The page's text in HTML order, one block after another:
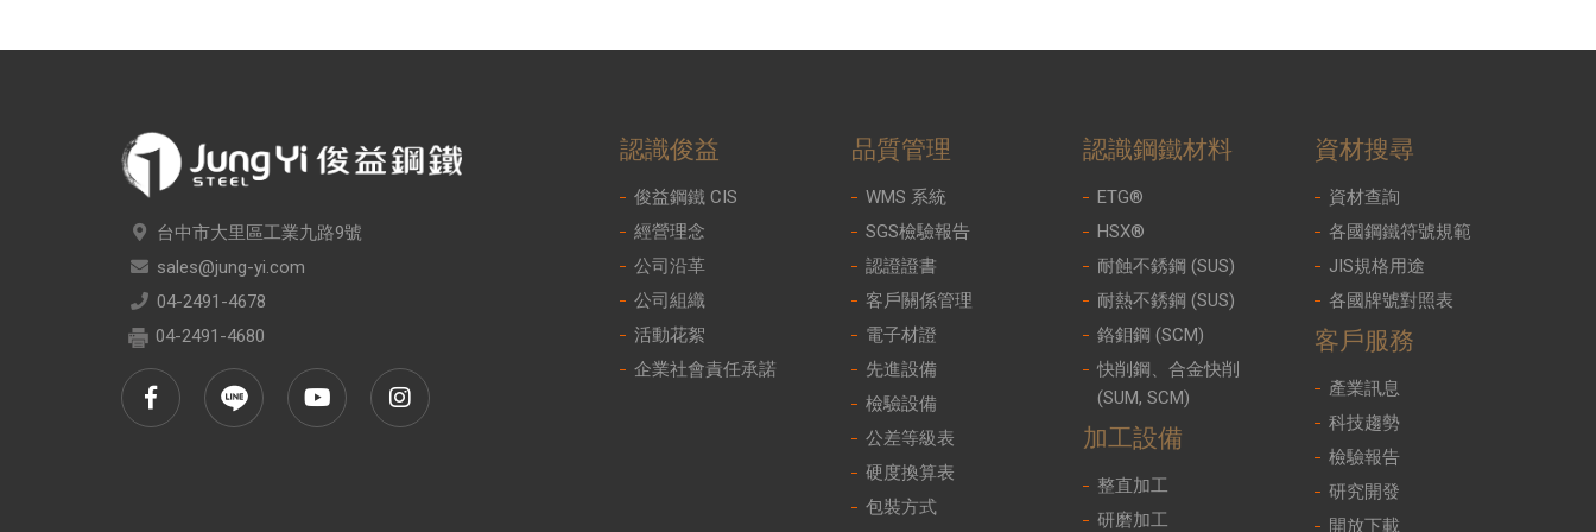
台中市大里區工業九路9號
sales@jung-yi.com
04-2491-4678
04-2491-4680
認識俊益
俊益鋼鐵 CIS
經營理念
公司沿革
公司組織
活動花絮
企業社會責任承諾
品質管理
WMS 系統
SGS檢驗報告
認證證書
客戶關係管理
電子材證
先進設備
檢驗設備
公差等級表
硬度換算表
包裝方式
認識鋼鐵材料
ETG®
HSX®
耐蝕不銹鋼 (SUS)
耐熱不銹鋼 (SUS)
鉻鉬鋼 (SCM)
快削鋼、合金快削
(SUM, SCM)
加工設備
整直加工
研磨加工
資材搜尋
資材查詢
各國鋼鐵符號規範
JIS規格用途
各國牌號對照表
客戶服務
產業訊息
科技趨勢
檢驗報告
研究開發
開放下載